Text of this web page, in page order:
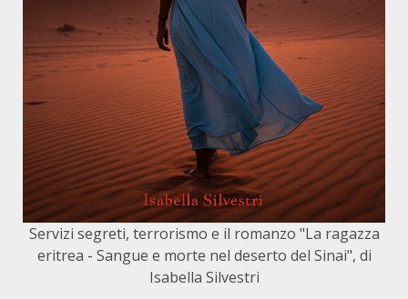
Servizi segreti, terrorismo e il romanzo "La ragazza
eritrea - Sangue e morte nel deserto del Sinai", di
Isabella Silvestri